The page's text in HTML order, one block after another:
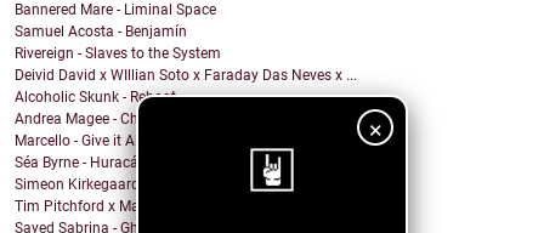
×
Bannered Mare - Liminal Space
Samuel Acosta - Benjamín
Rivereign - Slaves to the System
Deivid David x WIllian Soto x Faraday Das Neves x ...
Alcoholic Skunk - Reboot
Andrea Magee - Chase the River
Marcello - Give it All
Séa Byrne - Huracán
Simeon Kirkegaard - If Only
Tim Pitchford x Markus Ganahl - Before It Began
Sayed Sabrina - Ghosts